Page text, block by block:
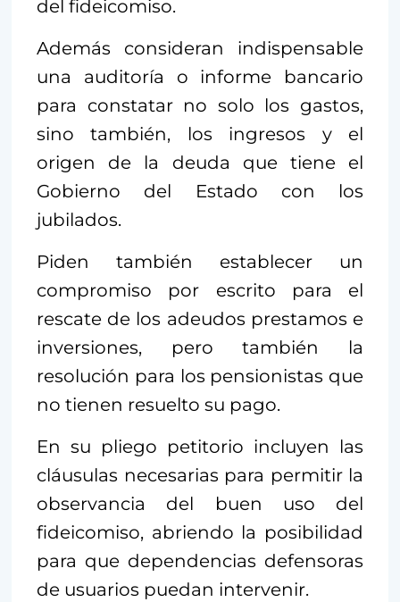
del fideicomiso.
Además consideran indispensable
una auditoría o informe bancario
para constatar no solo los gastos,
sino también, los ingresos y el
origen de la deuda que tiene el
Gobierno del Estado con los
jubilados.
Piden también establecer un
compromiso por escrito para el
rescate de los adeudos prestamos e
inversiones, pero también la
resolución para los pensionistas que
no tienen resuelto su pago.
En su pliego petitorio incluyen las
cláusulas necesarias para permitir la
observancia del buen uso del
fideicomiso, abriendo la posibilidad
para que dependencias defensoras
de usuarios puedan intervenir.